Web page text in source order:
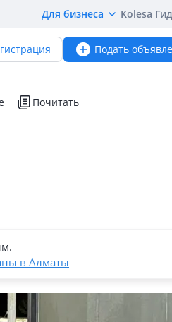
Для бизнеса Kolesa Гид
Подать
Почитать
в Алматы